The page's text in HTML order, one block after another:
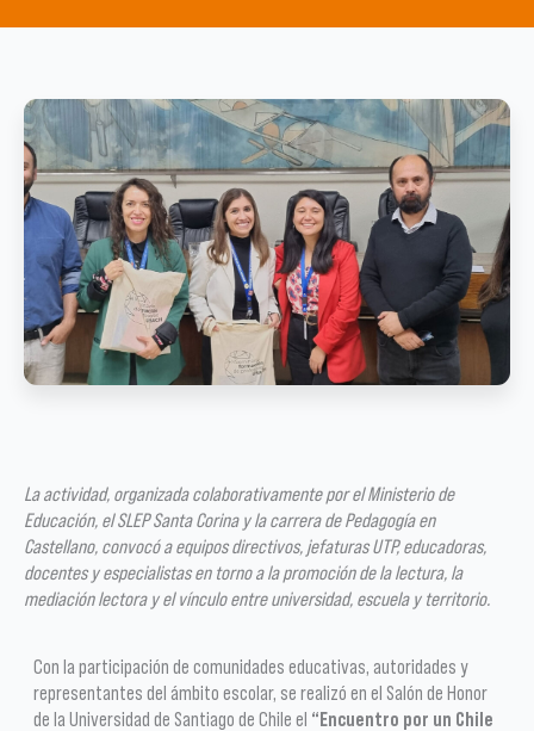
La actividad, organizada colaborativamente por el Ministerio de
Educación, el SLEP Santa Corina y la carrera de Pedagogía en
Castellano, convocó a equipos directivos, jefaturas UTP, educadoras,
docentes y especialistas en torno a la promoción de la lectura, la
mediación lectora y el vínculo entre universidad, escuela y territorio.
Con la participación de comunidades educativas, autoridades y
representantes del ámbito escolar, se realizó en el Salón de Honor
de la Universidad de Santiago de Chile el “Encuentro por un Chile